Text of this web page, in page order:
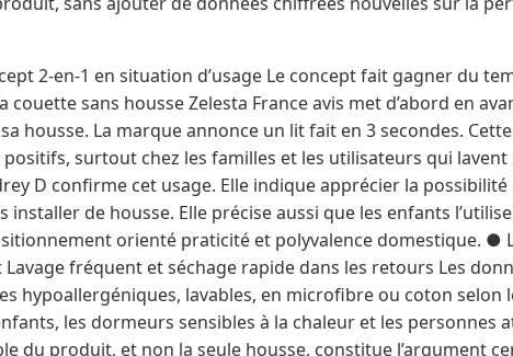
2-en-1 en situation d’usage Le concept fait gagner du
couette sans housse Zelesta France avis met d’abord en
housse. La marque annonce un lit fait en 3 secondes.
surtout chez les familles et les utilisateurs qui
D confirme cet usage. Elle indique apprécier la
installer de housse. Elle précise aussi que les enfants
orienté praticité et polyvalence domestique. ●
fréquent et séchage rapide dans les retours Les
hypoallergéniques, lavables, en microfibre ou coton selon
les dormeurs sensibles à la chaleur et les personnes
du produit, et non la seule housse, constitue l’argument